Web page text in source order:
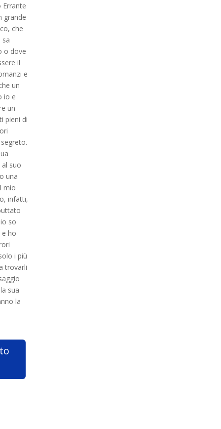
Errante
grande
che
sa
o dove
il
e
un
io e
un
pieni di
suo
una
mio
infatti,
so
e ho
i più
trovarli
sua
la